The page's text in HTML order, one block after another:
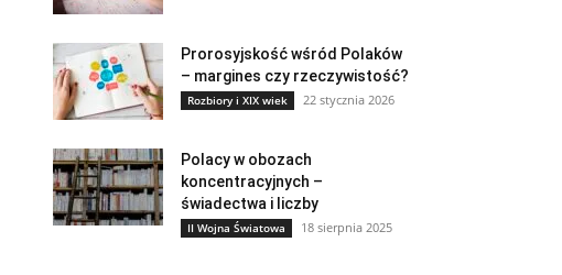
Prorosyjskość wśród Polaków
– margines czy rzeczywistość?
Rozbiory i XIX wiek 22 stycznia 2026
Polacy w obozach
koncentracyjnych –
świadectwa i liczby
II Wojna Światowa 18 sierpnia 2025